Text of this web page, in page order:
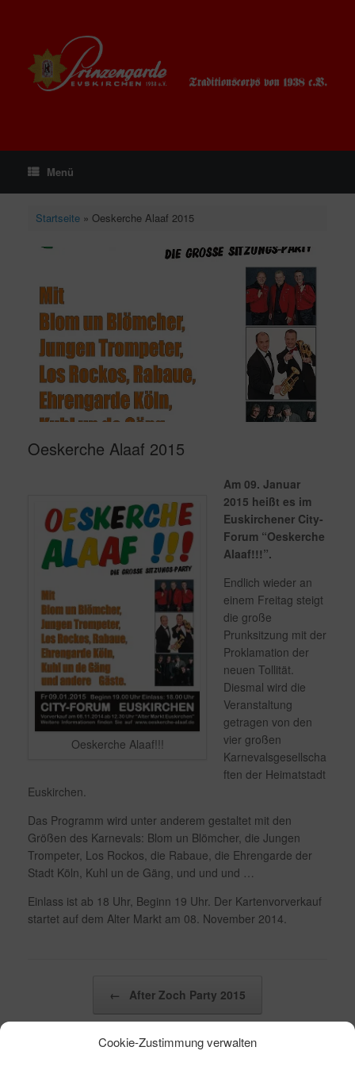
Cookie-Zustimmung verwalten
Menü
Startseite» Oeskerche Alaaf 2015
Oeskerche Alaaf 2015
Oeskerche Alaaf!!!
Am 09. Januar
2015 heißt es im
Euskirchener City-
Forum “Oeskerche
Alaaf!!!”.
Endlich wieder an
einem Freitag steigt
die große
Prunksitzung mit der
Proklamation der
neuen Tollität.
Diesmal wird die
Veranstaltung
getragen von den
vier großen
Karnevalsgesellscha
ften der Heimatstadt
Euskirchen.
Das Programm wird unter anderem gestaltet mit den
Größen des Karnevals: Blom un Blömcher, die Jungen
Trompeter, Los Rockos, die Rabaue, die Ehrengarde der
Stadt Köln, Kuhl un de Gäng, und und und …
Einlass ist ab 18 Uhr, Beginn 19 Uhr. Der Kartenvorverkauf
startet auf dem Alter Markt am 08. November 2014.
← After Zoch Party 2015
PG-Girls beim Gardetreffen des Festausschuss…